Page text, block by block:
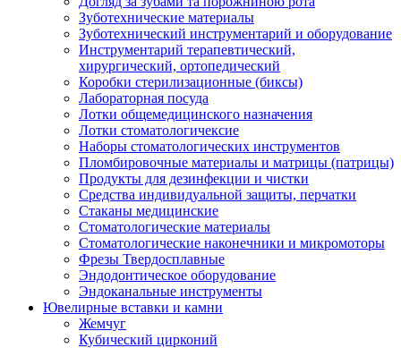
Зуботехнические материалы
Зуботехнический инструментарий и оборудование
Инструментарий терапевтический,
хирургический, ортопедический
Коробки стерилизационные (биксы)
Лабораторная посуда
Лотки общемедицинского назначения
Лотки стоматологичексие
Наборы стоматологических инструментов
Пломбировочные материалы и матрицы (патрицы)
Продукты для дезинфекции и чистки
Средства индивидуальной защиты, перчатки
Стаканы медицинские
Стоматологические материалы
Стоматологические наконечники и микромоторы
Фрезы Твердосплавные
Эндодонтическое оборудование
Эндоканальные инструменты
Ювелирные вставки и камни
Жемчуг
Кубический цирконий